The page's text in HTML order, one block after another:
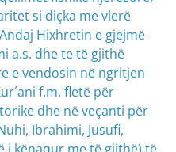
si diçka me vlerë
Hixhretin e gjejmë
a.s. dhe te të gjithë
e vendosin në ngritjen
f.m. fletë për
dhe në veçanti për
Ibrahimi, Jusufi,